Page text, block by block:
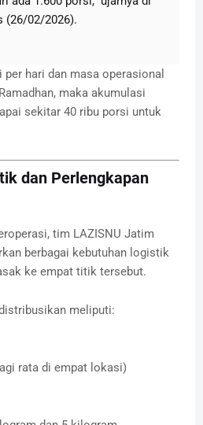
(26/02/2026).
hari dan masa operasional
maka akumulasi
sekitar 40 ribu porsi untuk
dan Perlengkapan
tim LAZISNU Jatim
berbagai kebutuhan logistik
ke empat titik tersebut.
meliputi:
rata di empat lokasi)